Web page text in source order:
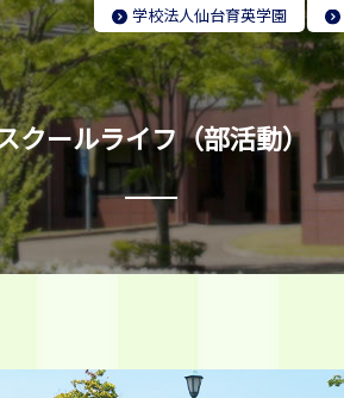
学校法人仙台育英学園
クールライフ（部活動）